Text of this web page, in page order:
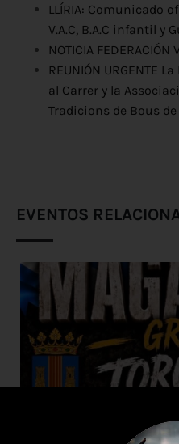
LLÍRIA: Comunicado
V.A.C, B.A.C infantil y
NOTICIA FEDERACIÓN
REUNIÓN URGENTE
al Carrer y la
Tradicions de Bous
EVENTOS